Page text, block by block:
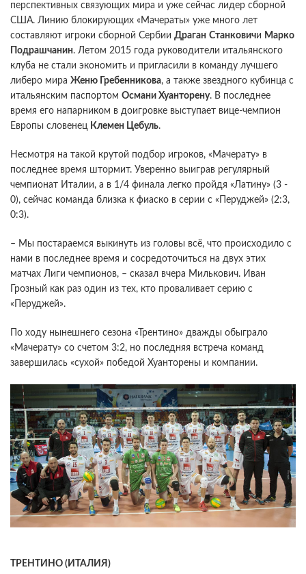
перспективных связующих мира и уже сейчас лидер сборной
США. Линию блокирующих «Мачераты» уже много лет
составляют игроки сборной Сербии Драган Станковичи Марко
Подрашчанин. Летом 2015 года руководители итальянского
клуба не стали экономить и пригласили в команду лучшего
либеро мира Женю Гребенникова, а также звездного кубинца с
итальянским паспортом Османи Хуанторену. В последнее
время его напарником в доигровке выступает вице-чемпион
Европы словенец Клемен Цебуль.
Несмотря на такой крутой подбор игроков, «Мачерату» в
последнее время штормит. Уверенно выиграв регулярный
чемпионат Италии, а в 1/4 финала легко пройдя «Латину» (3 -
0), сейчас команда близка к фиаско в серии с «Перуджей» (2:3,
0:3).
– Мы постараемся выкинуть из головы всё, что происходило с
нами в последнее время и сосредоточиться на двух этих
матчах Лиги чемпионов, – сказал вчера Милькович. Иван
Грозный как раз один из тех, кто проваливает серию с
«Перуджей».
По ходу нынешнего сезона «Трентино» дважды обыграло
«Мачерату» со счетом 3:2, но последняя встреча команд
завершилась «сухой» победой Хуанторены и компании.
ТРЕНТИНО (ИТАЛИЯ)